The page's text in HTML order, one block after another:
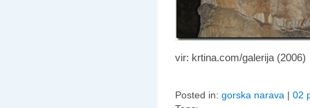
vir: krtina.com/galerija (2006)
Posted in: gorska narava | 02